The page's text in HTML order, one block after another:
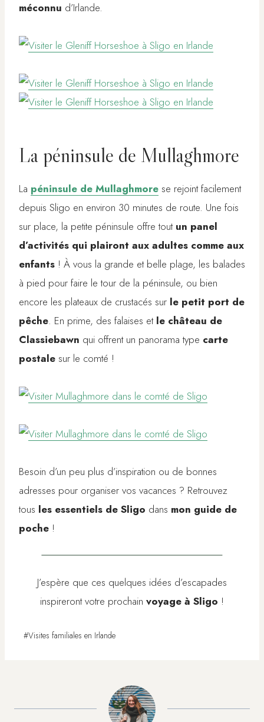
méconnu d’Irlande.
La péninsule de Mullaghmore
La péninsule de Mullaghmore se rejoint facilement
depuis Sligo en environ 30 minutes de route. Une fois
sur place, la petite péninsule offre toutun panel
d’activités qui plairont aux adultes comme aux
enfants ! À vous la grande et belle plage, les balades
à pied pour faire le tour de la péninsule, ou bien
encore les plateaux de crustacés sur le petit port de
pêche. En prime, des falaises et le château de
Classiebawn qui offrent un panorama type carte
postale sur le comté !
Besoin d’un peu plus d’inspiration ou de bonnes
adresses pour organiser vos vacances ? Retrouvez
tous les essentiels de Sligo dans mon guide de
poche !
J’espère que ces quelques idées d’escapades
inspireront votre prochain voyage à Sligo !
Étiquettes
#Visites familiales en Irlande